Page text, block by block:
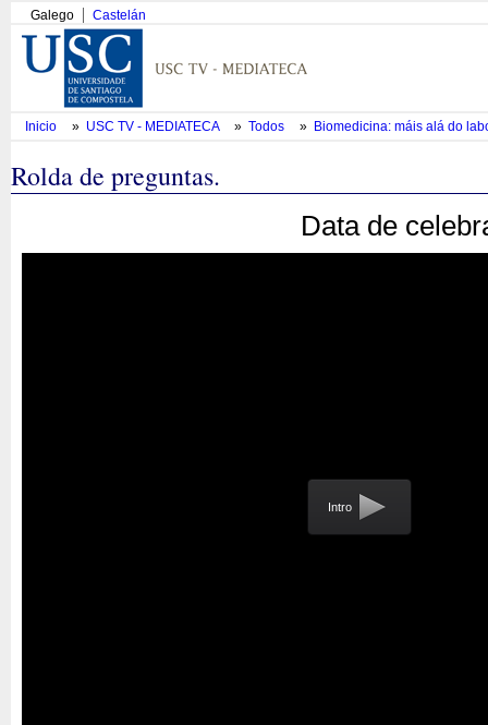
Galego Castelán
Inicio » USC TV - MEDIATECA » Todos » Biomedicina: máis alá do
Rolda de preguntas.
Data de
Intro